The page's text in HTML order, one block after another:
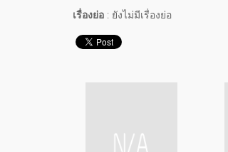
เรื่องย่อ : ยังไม่มีเรื่องย่อ